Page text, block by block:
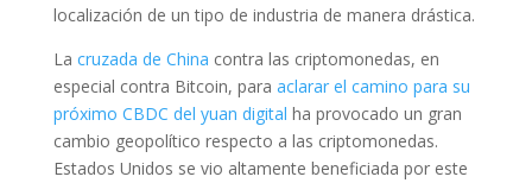
localización de un tipo de industria de manera drástica.
La cruzada de China contra las criptomonedas, en
especial contra Bitcoin, para aclarar el camino para su
próximo CBDC del yuan digital ha provocado un gran
cambio geopolítico respecto a las criptomonedas.
Estados Unidos se vio altamente beneficiada por este